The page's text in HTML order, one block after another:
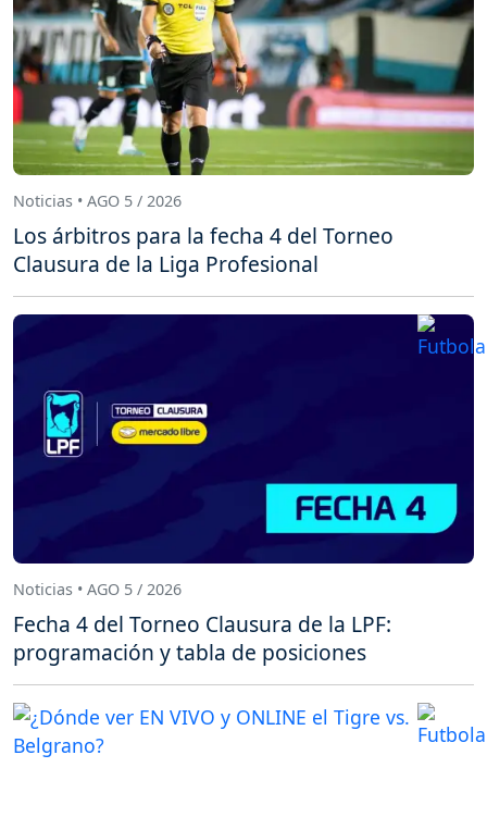
Noticias • AGO 5 / 2026
Los árbitros para la fecha 4 del Torneo
Clausura de la Liga Profesional
Noticias • AGO 5 / 2026
Fecha 4 del Torneo Clausura de la LPF:
programación y tabla de posiciones